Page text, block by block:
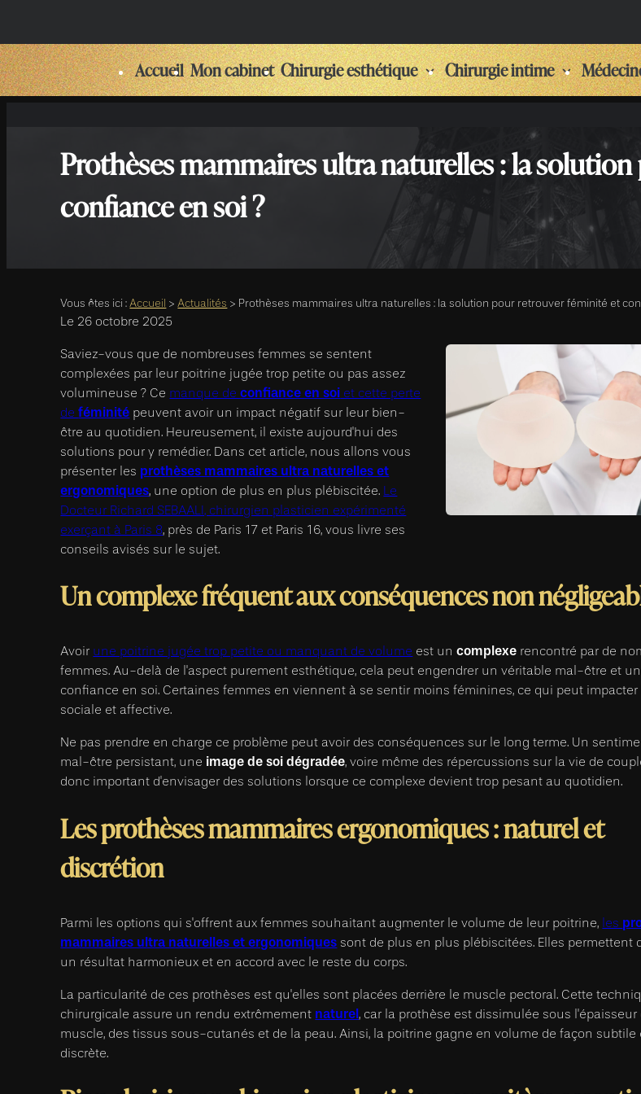
Accueil Mon cabinet Chirurgie esthétique Chirurgie intime
Prothèses mammaires ultra naturelles : la
confiance en soi ?
Vous êtes ici : Accueil >Actualités > Prothèses mammaires ultra naturelles : la solution pour retrouver féminité et
Le 26 octobre 2025
Saviez-vous que de nombreuses femmes se sentent
complexées par leur poitrine jugée trop petite ou pas assez
volumineuse ? Ce manque deconfiance en soi et cette perte
deféminité peuvent avoir un impact négatif sur leur bien-
être au quotidien. Heureusement, il existe aujourd'hui des
solutions pour y remédier. Dans cet article, nous allons vous
présenter les prothèses mammaires ultra naturelles et
ergonomiques, une option de plus en plus plébiscitée. Le
Docteur Richard SEBAALI, chirurgien plasticien expérimenté
exerçant à Paris 8, près de Paris 17 et Paris 16, vous livre ses
conseils avisés sur le sujet.
Un complexe fréquent aux conséquences non
Avoir une poitrine jugée trop petite ou manquant de volume est uncomplexe rencontré par de
femmes. Au-delà de l'aspect purement esthétique, cela peut engendrer un véritable mal-être et
confiance en soi. Certaines femmes en viennent à se sentir moins féminines, ce qui peut impacter
sociale et affective.
Ne pas prendre en charge ce problème peut avoir des conséquences sur le long terme. Un
mal-être persistant, une image de soi dégradée, voire même des répercussions sur la vie de
donc important d'envisager des solutions lorsque ce complexe devient trop pesant au quotidien.
Les prothèses mammaires ergonomiques : naturel et
discrétion
Parmi les options qui s'offrent aux femmes souhaitant augmenter le volume de leur poitrine, les
mammaires ultra naturelles et ergonomiques sont de plus en plus plébiscitées. Elles permettent
un résultat harmonieux et en accord avec le reste du corps.
La particularité de ces prothèses est qu'elles sont placées derrière le muscle pectoral. Cette
chirurgicale assure un rendu extrêmement naturel, car la prothèse est dissimulée sous l'épaisseur
muscle, des tissus sous-cutanés et de la peau. Ainsi, la poitrine gagne en volume de façon subtile
discrète.